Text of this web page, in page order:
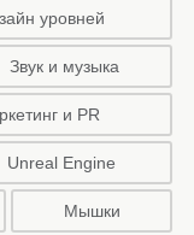
уровней
Звук и музыка
и PR
Unreal Engine
Мышки